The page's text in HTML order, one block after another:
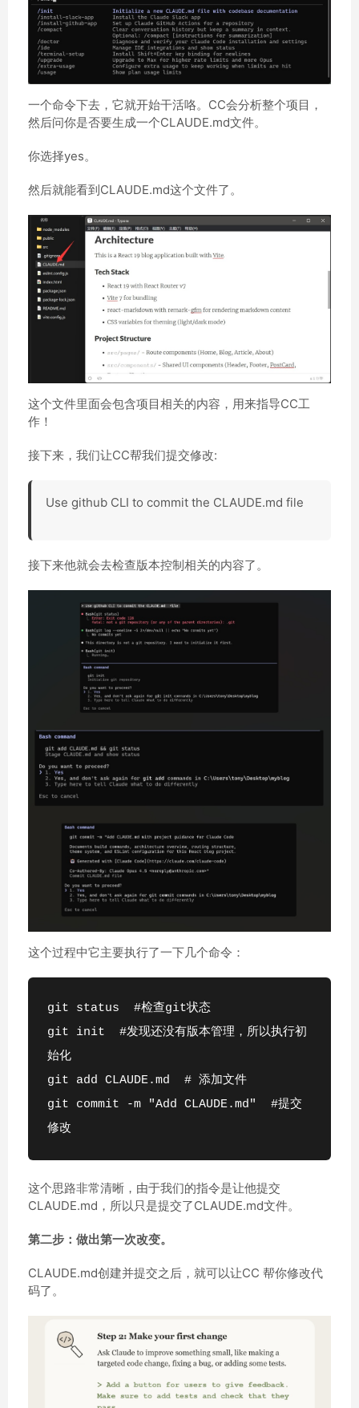
一个命令下去，它就开始干活咯。CC会分析整个项目，
然后问你是否要生成一个CLAUDE.md文件。
你选择yes。
然后就能看到CLAUDE.md这个文件了。
这个文件里面会包含项目相关的内容，用来指导CC工
作！
接下来，我们让CC帮我们提交修改:
Use github CLI to commit the CLAUDE.md file
接下来他就会去检查版本控制相关的内容了。
这个过程中它主要执行了一下几个命令：
git status  #检查git状态
git init  #发现还没有版本管理，所以执行初
始化
git add CLAUDE.md  # 添加文件
git commit -m "Add CLAUDE.md"  #提交
修改
这个思路非常清晰，由于我们的指令是让他提交
CLAUDE.md，所以只是提交了CLAUDE.md文件。
第二步：做出第一次改变。
CLAUDE.md创建并提交之后，就可以让CC 帮你修改代
码了。